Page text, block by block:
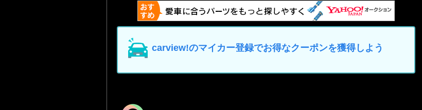
carview!のマイカー登録でお得なクーポンを獲得しよう